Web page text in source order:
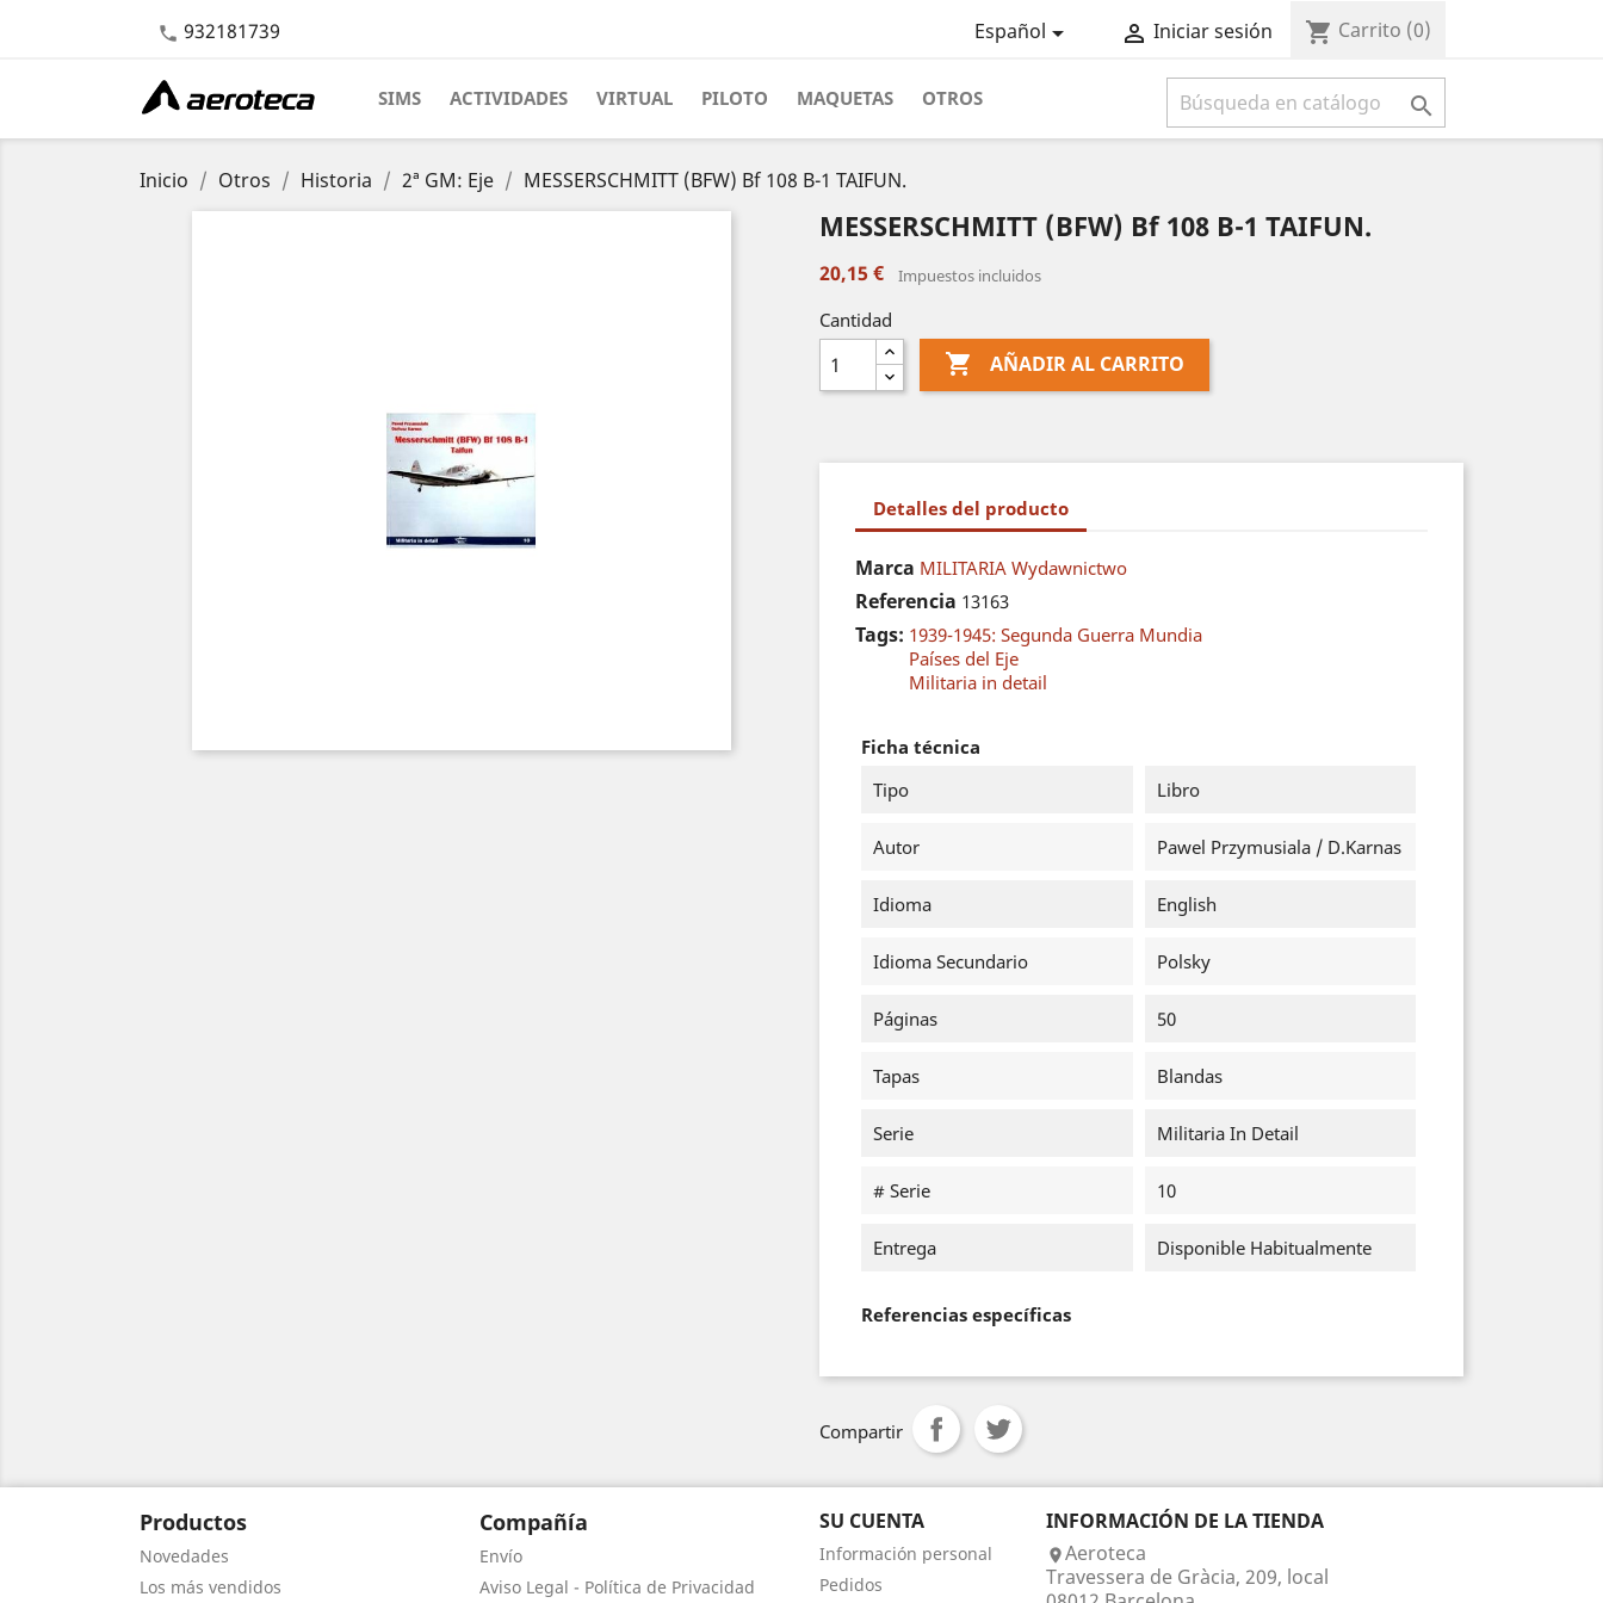
 932181739 Español  Iniciar sesión shopping_cart Carrito (0)
SIMS ACTIVIDADES VIRTUAL PILOTO MAQUETAS OTROS 
Inicio Otros Historia 2ª GM: Eje MESSERSCHMITT (BFW) Bf 108 B-1 TAIFUN.
MESSERSCHMITT (BFW) Bf 108 B-1 TAIFUN.
20,15 € Impuestos incluidos
Cantidad
 AÑADIR AL CARRITO
Detalles del producto
Marca MILITARIA Wydawnictwo
Referencia 13163
Tags: 1939-1945: Segunda Guerra Mundia
Países del Eje
Militaria in detail
Ficha técnica
Tipo
Libro
Autor Pawel Przymusiala / D.Karnas
Idioma English
Idioma Secundario Polsky
Páginas 50
Tapas Blandas
Serie Militaria In Detail
# Serie 10
Entrega Disponible Habitualmente
Referencias específicas
Compartir
Productos
Novedades
Los más vendidos
Compañía
Envío
Aviso Legal - Política de Privacidad
SU CUENTA
Información personal
Pedidos
INFORMACIÓN DE LA TIENDA
Aeroteca
Travessera de Gràcia, 209, local